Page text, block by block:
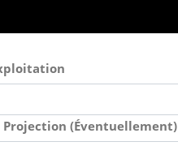
Projection (Éventuellement)